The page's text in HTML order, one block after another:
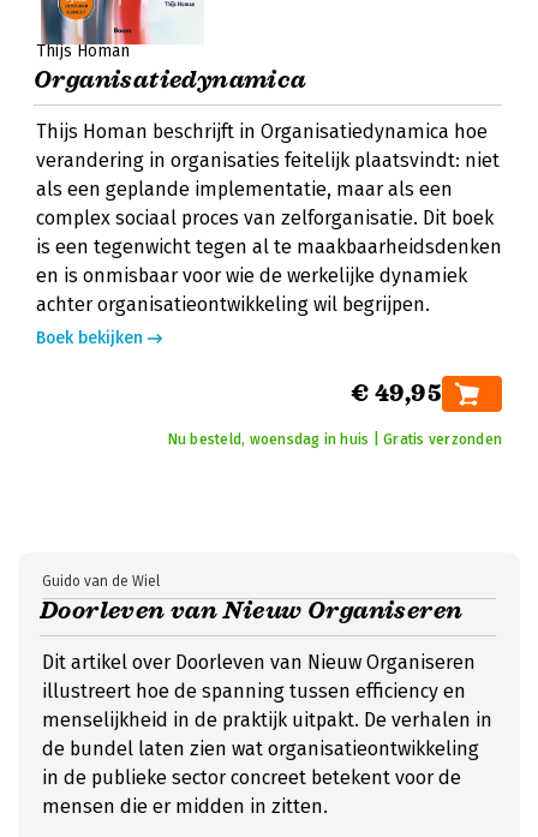
Thijs Homan
Organisatiedynamica
Thijs Homan beschrijft in Organisatiedynamica hoe
verandering in organisaties feitelijk plaatsvindt: niet
als een geplande implementatie, maar als een
complex sociaal proces van zelforganisatie. Dit boek
is een tegenwicht tegen al te maakbaarheidsdenken
en is onmisbaar voor wie de werkelijke dynamiek
achter organisatieontwikkeling wil begrijpen.
Boek bekijken
€ 49,95
Nu besteld, woensdag in huis | Gratis verzonden
Doorleven van Nieuw Organiseren
Guido van de Wiel
Dit artikel over Doorleven van Nieuw Organiseren
illustreert hoe de spanning tussen efficiency en
menselijkheid in de praktijk uitpakt. De verhalen in
de bundel laten zien wat organisatieontwikkeling
in de publieke sector concreet betekent voor de
mensen die er midden in zitten.